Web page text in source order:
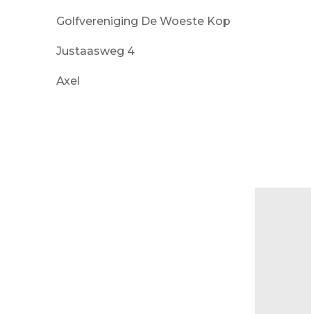
Golfvereniging De Woeste Kop
Justaasweg 4
Axel